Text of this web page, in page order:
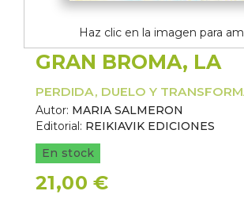
Haz clic en la imagen para
GRAN BROMA, LA
PERDIDA, DUELO Y
Autor: MARIA SALMERON
Editorial: REIKIAVIK EDICIONES
En stock
21,00 €